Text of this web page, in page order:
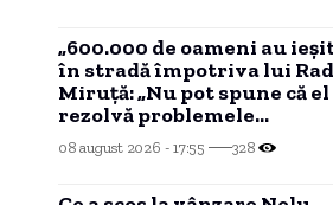
„600.000 de oameni au
în stradă împotriva lui
Miruță: „Nu pot spune că el
rezolvă problemele
românilor””
08 august 2026 - 17:55 328